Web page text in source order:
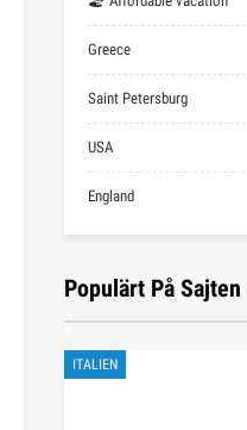
Greece
Saint Petersburg
USA
England
Populärt På Sajten
ITALIEN